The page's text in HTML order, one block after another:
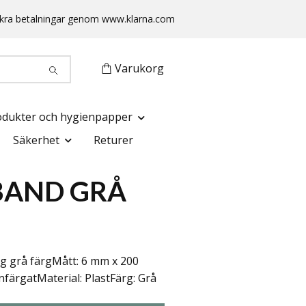
betalningar genom www.klarna.com
Varukorg
och hygienpapper
Säkerhet Returer
GRÅ
grå färgMått: 6 mm x 200
PlastFärg: Grå